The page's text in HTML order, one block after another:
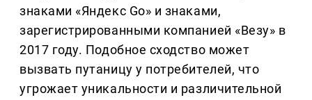
знаками «Яндекс Go» и знаками,
зарегистрированными компанией «Везу» в
2017 году. Подобное сходство может
вызвать путаницу у потребителей, что
угрожает уникальности и различительной